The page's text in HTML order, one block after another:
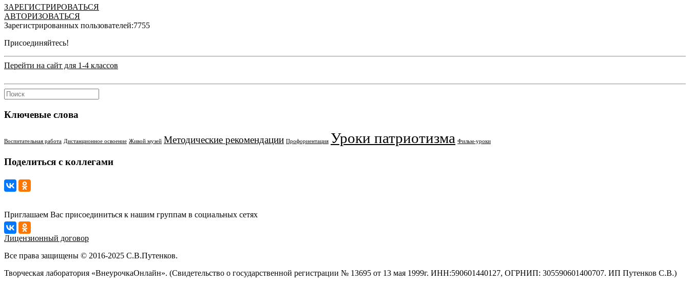
ЗАРЕГИСТРИРОВАТЬСЯ
АВТОРИЗОВАТЬСЯ
Зарегистрированных пользователей:7755
Присоединяйтесь!
Перейти на сайт для 1-4 классов
Ключевые слова
Воспитательная работа Дистанционное освоение Живой музей Методические рекомендации Профориентация Уроки патриотизма Фильм-уроки
Поделиться с коллегами
Приглашаем Вас присоединиться к нашим группам в социальных сетях
Лицензионный договор
Все права защищены © 2016-2025 С.В.Путенков.
Творческая лаборатория «ВнеурочкаОнлайн». (Свидетельство о государственной регистрации № 13695 от 13 мая 1999г. ИНН:590601440127, ОГРНИП: 305590601400707. ИП Путенков С.В.)